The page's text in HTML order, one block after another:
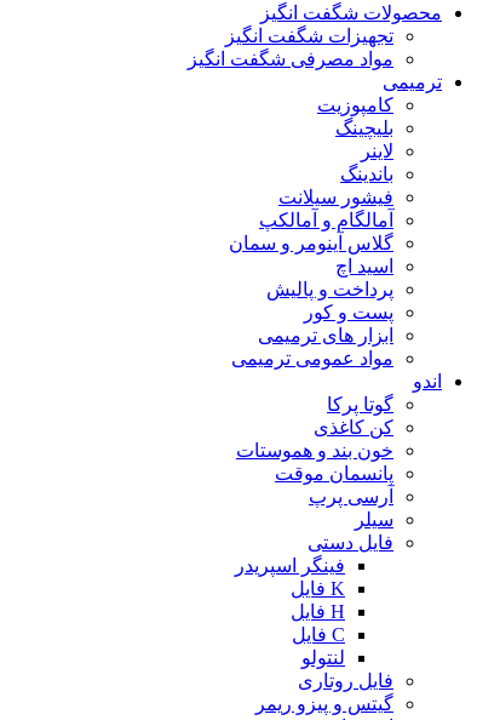
محصولات شگفت انگیز
تجهیزات شگفت انگیز
مواد مصرفی شگفت انگیز
ترمیمی
کامپوزیت
بلیچینگ
لاینر
باندینگ
فیشور سیلانت
آمالگام و آمالکپ
گلاس آینومر و سمان
اسید اچ
پرداخت و پالیش
پست و کور
ابزار های ترمیمی
مواد عمومی ترمیمی
اندو
گوتا پرکا
کن کاغذی
خون بند و هموستات
پانسمان موقت
آرسی پرپ
سیلر
فایل دستی
فینگر اسپریدر
K فایل
H فایل
C فایل
لنتولو
فایل روتاری
گیتس و پیزو ریمر